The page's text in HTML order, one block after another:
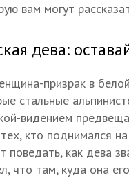
вам могут
дева:
призрак в
стальные
видением
кто поднимался
поведать, как дева
что там, куда она